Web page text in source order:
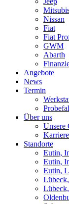
Nissan
Fiat
Fiat
GWM
Abarth
Angebote
News
Termin
Über uns
Unsere
Karriere
Standorte
Eutin,
Eutin,
Eutin,